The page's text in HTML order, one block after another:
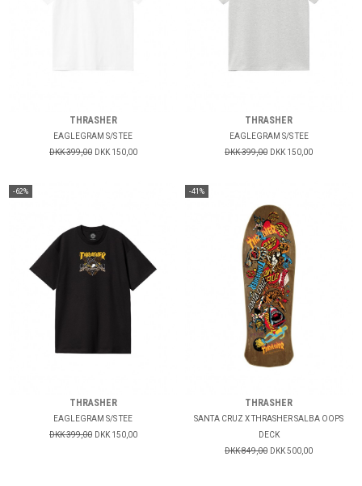
THRASHER
EAGLEGRAM S/S TEE
DKK 399,00 DKK 150,00
THRASHER
EAGLEGRAM S/S TEE
DKK 399,00 DKK 150,00
-62%
THRASHER
EAGLEGRAM S/S TEE
DKK 399,00 DKK 150,00
-41%
THRASHER
SANTA CRUZ X THRASHER SALBA OOPS
DECK
DKK 849,00 DKK 500,00